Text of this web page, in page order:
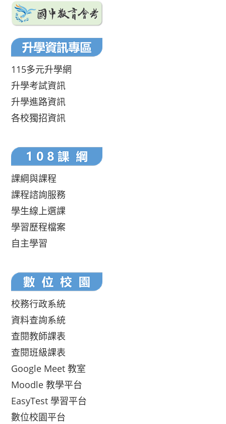
115多元升學網
升學考試資訊
升學進路資訊
各校獨招資訊
課綱與課程
課程諮詢服務
學生線上選課
學習歷程檔案
自主學習
校務行政系統
資料查詢系統
查閱教師課表
查閱班級課表
Google Meet 教室
Moodle 教學平台
EasyTest 學習平台
數位校園平台